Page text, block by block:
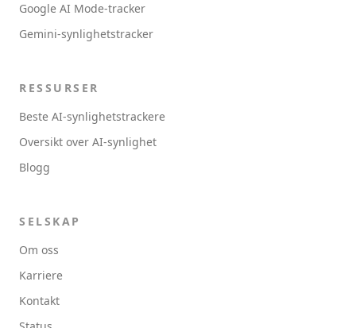
Google AI Mode-tracker
Gemini-synlighetstracker
RESSURSER
Beste AI-synlighetstrackere
Oversikt over AI-synlighet
Blogg
SELSKAP
Om oss
Karriere
Kontakt